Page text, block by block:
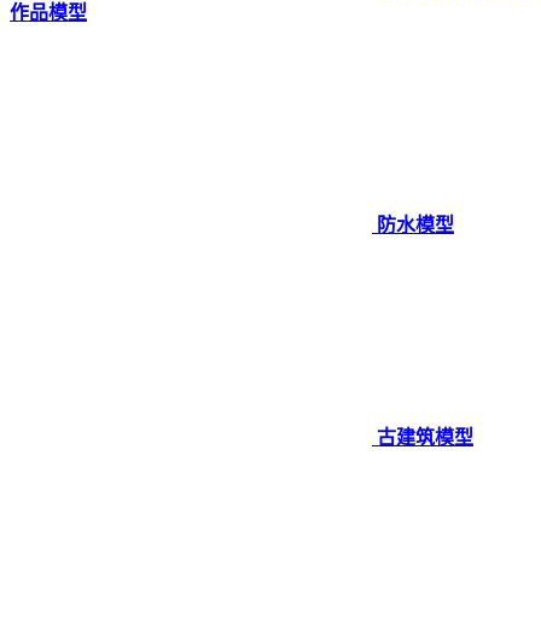
作品模型
防水模型
古建筑模型